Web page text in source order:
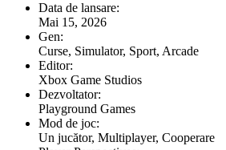
Data de lansare:
Mai 15, 2026
Gen:
Curse, Simulator, Sport, Arcade
Editor:
Xbox Game Studios
Dezvoltator:
Playground Games
Mod de joc:
Un jucător, Multiplayer, Cooperare